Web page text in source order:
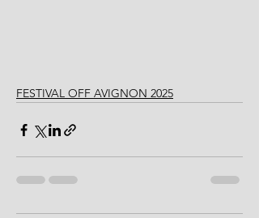
FESTIVAL OFF AVIGNON 2025